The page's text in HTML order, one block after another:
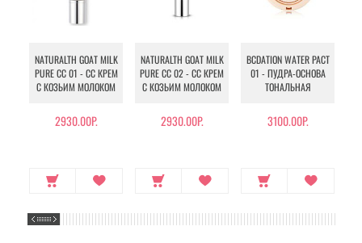
NATURALTH GOAT MILK
PURE CC 01 - СС КРЕМ
С КОЗЬИМ МОЛОКОМ
2930.00Р.
NATURALTH GOAT MILK
PURE CC 02 - СС КРЕМ
С КОЗЬИМ МОЛОКОМ
2930.00Р.
BCDATION WATER PACT
01 - ПУДРА-ОСНОВА
ТОНАЛЬНАЯ
3100.00Р.